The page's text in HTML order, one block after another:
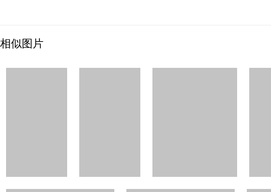
相似图片